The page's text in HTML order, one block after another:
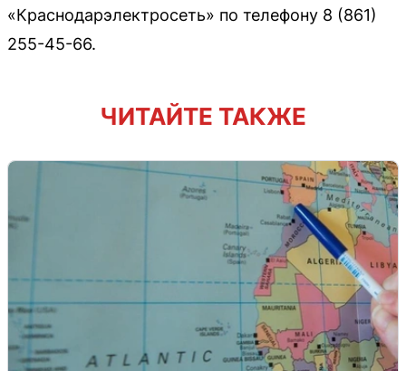
«Краснодарэлектросеть» по телефону 8 (861)
255-45-66.
ЧИТАЙТЕ ТАКЖЕ